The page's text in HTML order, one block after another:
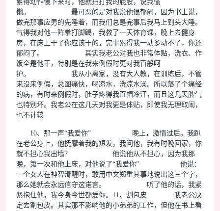
累得动作慢下来时，他就拍打我的屁股，说我偷
懒。 最可恶的是对我说他很郁闷，因为书上说，
做完那事应男的先睡着，而我们总是完事后我马上到头大睡。
气得我对他一阵拳打脚踢，我教了一天体育课，晚上去健身
房，在床上干了你应该干的，完事累得我一动多动不了，你还
郁闷了。 其实我老公对我也非常体贴，洗衣、作
饭全是他干，特别是在我来例假时更对我百般呵
护。 我从小离家，没有大人教，在训练后，不管
来没来例假，总图痛快，喝凉水，洗凉水澡。所以落了个痛经
的病，有时来例假时，肚子疼得我直帽冷汗，而且这几天脾气
也特别坏。我老公在这几天对我更是体贴，即使我无理取闹，
也不计较
10、那一声“我爱你” 晚上，激情过后。我趴
在老公身上，他抚摩着我的短发，我问他，我有时晚回家，你
就不担心我出墙？ 他说他从不担心，因为我那
晚，第一次和他上床，对他说了“我爱你” 他说：
一个女人在神智清醒时，敢用中文郑重其事地说出这三个字，
那么她就会永远信守这诺言。 听了他的话，我紧
紧抱住他，我今身今世都爱你。11、割包皮 我老公决
定去割包皮。其实那不影响他的小弟弟的工作，但他在书上看